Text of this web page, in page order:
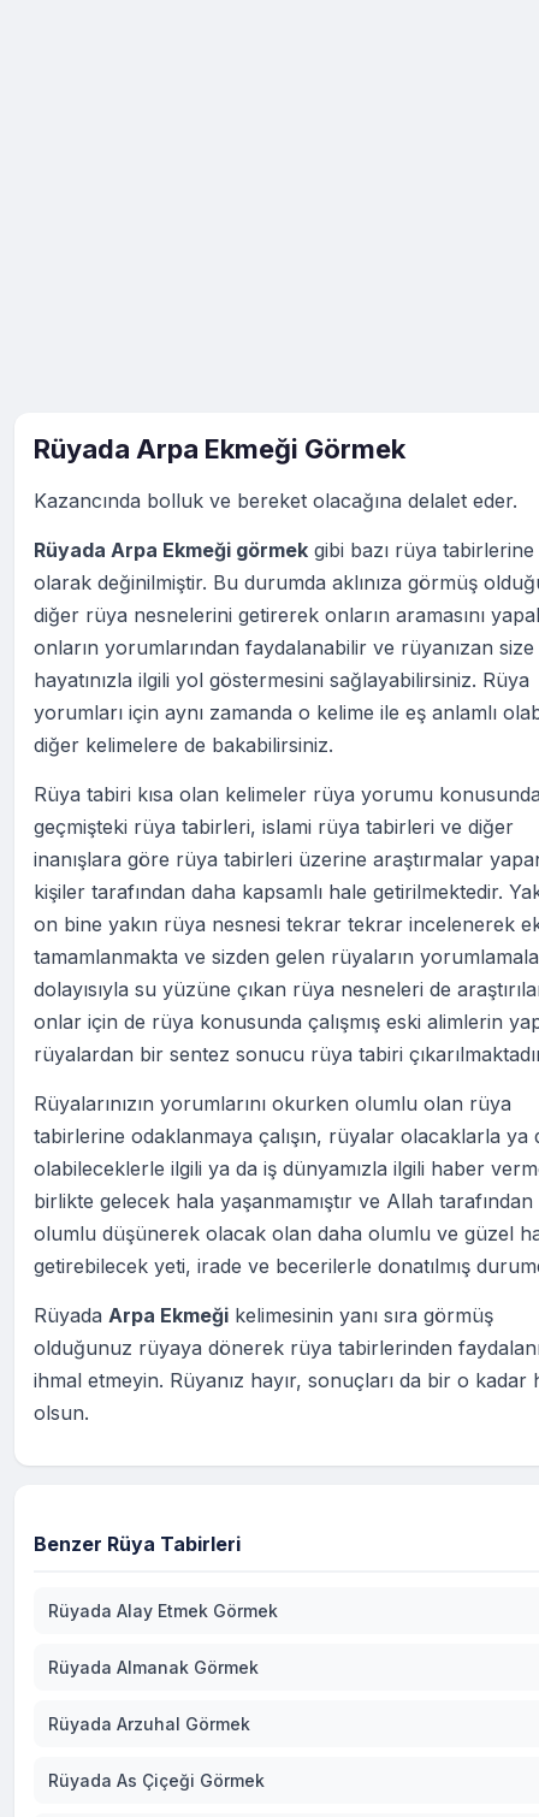
Rüyada Arpa Ekmeği Görmek
Kazancında bolluk ve bereket olacağına delalet eder.
Rüyada Arpa Ekmeği görmek gibi bazı rüya tabirlerine
olarak değinilmiştir. Bu durumda aklınıza görmüş
diğer rüya nesnelerini getirerek onların aramasını
onların yorumlarından faydalanabilir ve rüyanızan size
hayatınızla ilgili yol göstermesini sağlayabilirsiniz. Rüya
yorumları için aynı zamanda o kelime ile eş anlamlı
diğer kelimelere de bakabilirsiniz.
Rüya tabiri kısa olan kelimeler rüya yorumu
geçmişteki rüya tabirleri, islami rüya tabirleri ve diğer
inanışlara göre rüya tabirleri üzerine araştırmalar
kişiler tarafından daha kapsamlı hale getirilmektedir.
on bine yakın rüya nesnesi tekrar tekrar incelenerek
tamamlanmakta ve sizden gelen rüyaların
dolayısıyla su yüzüne çıkan rüya nesneleri de
onlar için de rüya konusunda çalışmış eski alimlerin
rüyalardan bir sentez sonucu rüya tabiri
Rüyalarınızın yorumlarını okurken olumlu olan rüya
tabirlerine odaklanmaya çalışın, rüyalar olacaklarla ya
olabileceklerle ilgili ya da iş dünyamızla ilgili haber
birlikte gelecek hala yaşanmamıştır ve Allah
olumlu düşünerek olacak olan daha olumlu ve güzel
getirebilecek yeti, irade ve becerilerle donatılmış
Rüyada Arpa Ekmeği kelimesinin yanı sıra görmüş
olduğunuz rüyaya dönerek rüya tabirlerinden
ihmal etmeyin. Rüyanız hayır, sonuçları da bir o kadar
olsun.
Benzer Rüya Tabirleri
Rüyada Alay Etmek Görmek
Rüyada Almanak Görmek
Rüyada Arzuhal Görmek
Rüyada As Çiçeği Görmek